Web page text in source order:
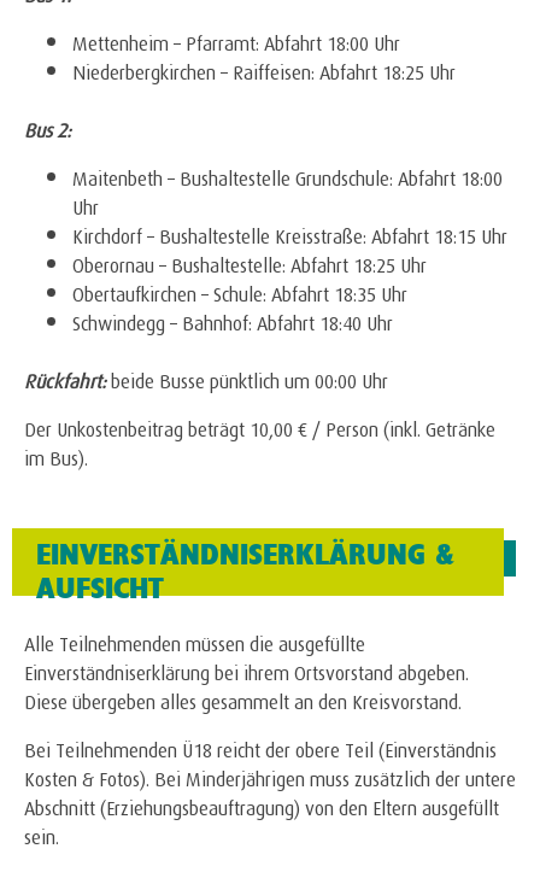
Mettenheim – Pfarramt: Abfahrt 18:00 Uhr
Niederbergkirchen – Raiffeisen: Abfahrt 18:25 Uhr
Bus 2:
Maitenbeth – Bushaltestelle Grundschule: Abfahrt 18:00
Uhr
Kirchdorf – Bushaltestelle Kreisstraße: Abfahrt 18:15 Uhr
Oberornau – Bushaltestelle: Abfahrt 18:25 Uhr
Obertaufkirchen – Schule: Abfahrt 18:35 Uhr
Schwindegg – Bahnhof: Abfahrt 18:40 Uhr
Rückfahrt:beide Busse pünktlich um 00:00 Uhr
Der Unkostenbeitrag beträgt 10,00 € / Person (inkl. Getränke
im Bus).
EINVERSTÄNDNISERKLÄRUNG &
AUFSICHT
Alle Teilnehmenden müssen die ausgefüllte
Einverständniserklärung bei ihrem Ortsvorstand abgeben.
Diese übergeben alles gesammelt an den Kreisvorstand.
Bei Teilnehmenden Ü18 reicht der obere Teil (Einverständnis
Kosten & Fotos). Bei Minderjährigen muss zusätzlich der untere
Abschnitt (Erziehungsbeauftragung) von den Eltern ausgefüllt
sein.